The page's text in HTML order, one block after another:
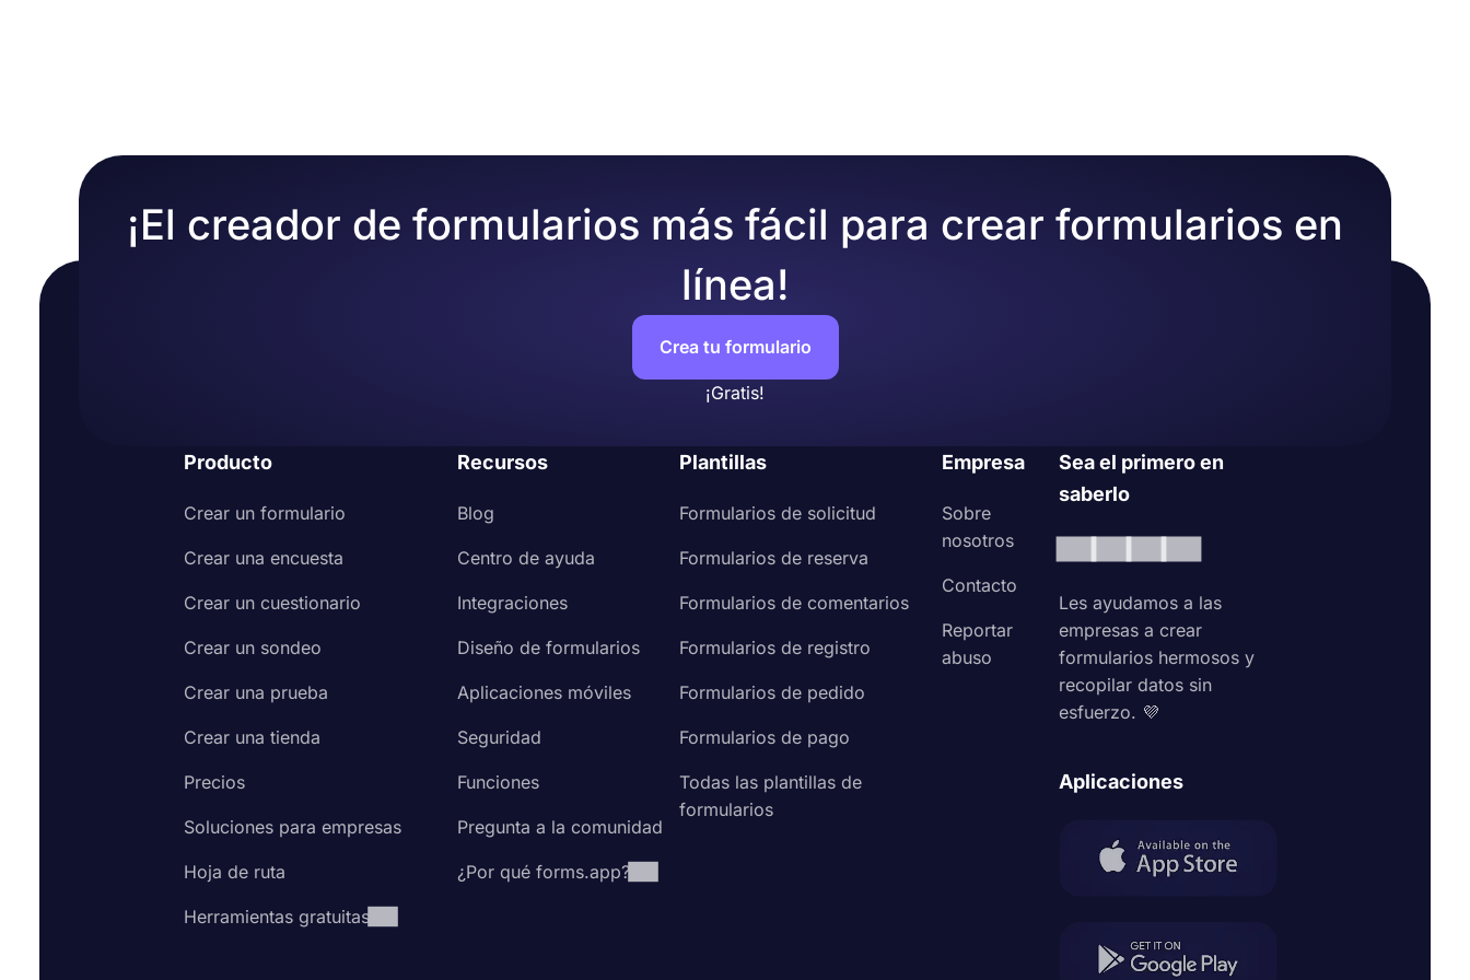
Por último, comparta su formulario en línea con su público
¡El creador de formularios más fácil para crear formularios en
línea!
Crea tu formulario
¡Gratis!
Producto
Crear un formulario
Crear una encuesta
Crear un cuestionario
Crear un sondeo
Crear una prueba
Crear una tienda
Precios
Soluciones para empresas
Hoja de ruta
Herramientas gratuitas
Recursos
Blog
Centro de ayuda
Integraciones
Diseño de formularios
Aplicaciones móviles
Seguridad
Funciones
Pregunta a la comunidad
¿Por qué forms.app?
Plantillas
Formularios de solicitud
Formularios de reserva
Formularios de comentarios
Formularios de registro
Formularios de pedido
Formularios de pago
Todas las plantillas de
formularios
Empresa
Sobre
nosotros
Contacto
Reportar
abuso
Sea el primero en
saberlo
Les ayudamos a las
empresas a crear
formularios hermosos y
recopilar datos sin
esfuerzo. 💜
Aplicaciones